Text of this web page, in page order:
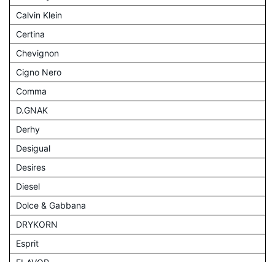
Calvin Klein
Certina
Chevignon
Cigno Nero
Comma
D.GNAK
Derhy
Desigual
Desires
Diesel
Dolce & Gabbana
DRYKORN
Esprit